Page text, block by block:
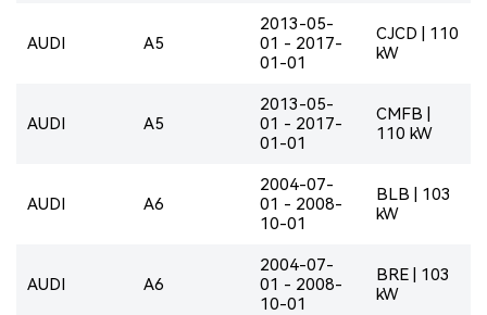
AUDI A5
2013-05-
01 - 2017-
01-01
CJCD | 110
kW
AUDI A5
2013-05-
01 - 2017-
01-01
CMFB |
110 kW
AUDI A6
2004-07-
01 - 2008-
10-01
BLB | 103
kW
AUDI A6
2004-07-
01 - 2008-
10-01
BRE | 103
kW